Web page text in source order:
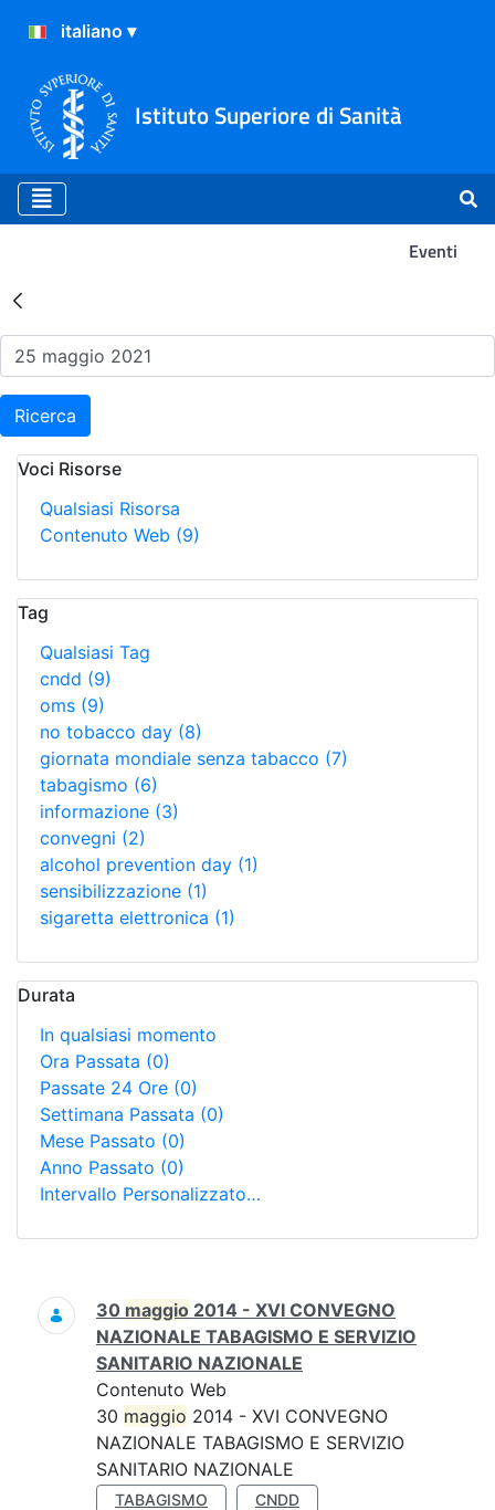
Istituto Superiore di Sanità
Eventi
Risultati della Ricerca -
Ricerca
Voci Risorse
Qualsiasi Risorsa
Contenuto Web (9)
Tag
Qualsiasi Tag
cndd (9)
oms (9)
no tobacco day (8)
giornata mondiale senza tabacco (7)
tabagismo (6)
informazione (3)
convegni (2)
alcohol prevention day (1)
sensibilizzazione (1)
sigaretta elettronica (1)
Durata
In qualsiasi momento
Ora Passata (0)
Passate 24 Ore (0)
Settimana Passata (0)
Mese Passato (0)
Anno Passato (0)
Intervallo Personalizzato…
Ricerca
30 maggio 2014 - XVI CONVEGNO
NAZIONALE TABAGISMO E SERVIZIO
SANITARIO NAZIONALE
Contenuto Web
30 maggio 2014 - XVI CONVEGNO
NAZIONALE TABAGISMO E SERVIZIO
SANITARIO NAZIONALE
TABAGISMO
CNDD